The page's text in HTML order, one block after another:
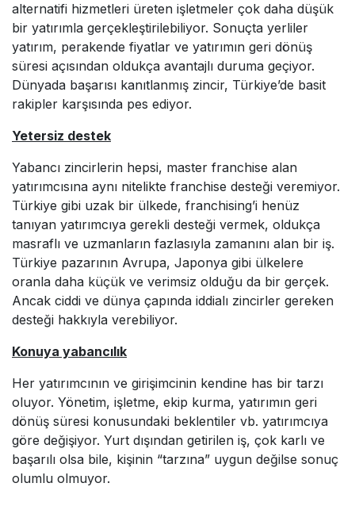
alternatifi hizmetleri üreten işletmeler çok daha düşük
bir yatırımla gerçekleştirilebiliyor. Sonuçta yerliler
yatırım, perakende fiyatlar ve yatırımın geri dönüş
süresi açısından oldukça avantajlı duruma geçiyor.
Dünyada başarısı kanıtlanmış zincir, Türkiye’de basit
rakipler karşısında pes ediyor.
Yetersiz destek
Yabancı zincirlerin hepsi, master franchise alan
yatırımcısına aynı nitelikte franchise desteği veremiyor.
Türkiye gibi uzak bir ülkede, franchising’i henüz
tanıyan yatırımcıya gerekli desteği vermek, oldukça
masraflı ve uzmanların fazlasıyla zamanını alan bir iş.
Türkiye pazarının Avrupa, Japonya gibi ülkelere
oranla daha küçük ve verimsiz olduğu da bir gerçek.
Ancak ciddi ve dünya çapında iddialı zincirler gereken
desteği hakkıyla verebiliyor.
Konuya yabancılık
Her yatırımcının ve girişimcinin kendine has bir tarzı
oluyor. Yönetim, işletme, ekip kurma, yatırımın geri
dönüş süresi konusundaki beklentiler vb. yatırımcıya
göre değişiyor. Yurt dışından getirilen iş, çok karlı ve
başarılı olsa bile, kişinin “tarzına” uygun değilse sonuç
olumlu olmuyor.